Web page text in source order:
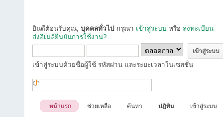
ยินดีต้อนรับคุณ, บุคคลทั่วไป กรุณา เข้าสู่ระบบ หรือ ลงทะเบียน
ส่งอีเมล์ยืนยันการใช้งาน?
เข้าสู่ระบบด้วยชื่อผู้ใช้ รหัสผ่าน และระยะเวลาในเซสชั่น
หน้าแรก ช่วยเหลือ ค้นหา ปฏิทิน เข้าสู่ระบบ